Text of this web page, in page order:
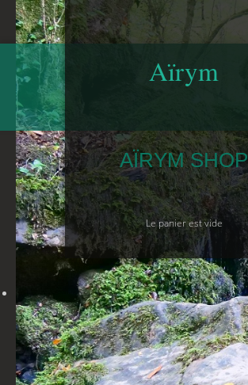
Aïrym
AÏRYM SHOP
Le panier est vide